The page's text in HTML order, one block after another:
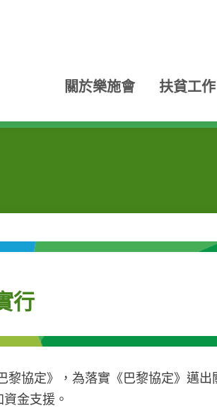
關於樂施會 扶貧工作
行
協定》，為落實《巴黎協定》邁
金支援。